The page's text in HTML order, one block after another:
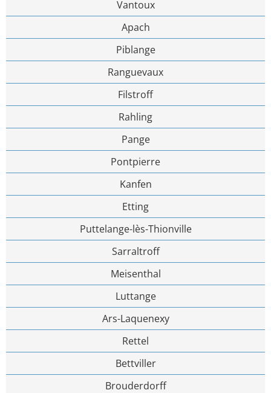
Vantoux
Apach
Piblange
Ranguevaux
Filstroff
Rahling
Pange
Pontpierre
Kanfen
Etting
Puttelange-lès-Thionville
Sarraltroff
Meisenthal
Luttange
Ars-Laquenexy
Rettel
Bettviller
Brouderdorff